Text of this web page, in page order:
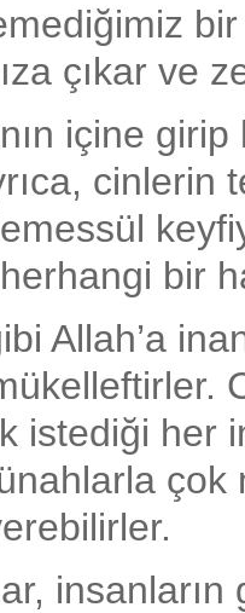
çıkar ve
içine
bir
Allah’a
istediği her
insanların